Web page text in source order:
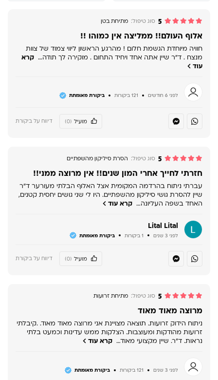
5 סוג טיפול: מתיחת בטן
אלוף העולם!! ממליצה אין כמוהו !!
חוויה מיוחדת הגשמת חלום ! מהרגע הראשון ליווי צמוד של צוות
מנצח . ד"ר שיין אתה אחד ויחיד התחום . מוקירה לך תודה… קרא
עוד
לפני 6 חודשים 121 ביקורות ביקורת מאומתת
מועיל (0) דיווח על ביקורת
5 סוג טיפול: הסרת סיליקון מהשפתיים
חזרתי לחייך אחרי המון שנים!! אין מרוצה ממני!!
עברתי ניתוח בהרדמה המקומית אצל האלוף הבלתי מעורער ד"ר
שיין להסרת גושי סיליקון מהשפתיים. היו לי שני גושים יחסית קטנים,
האחד בשפה העליונה… קרא עוד
Lital Lital
לפני 3 שנים 1 ביקורות ביקורת מאומתת
מועיל (0) דיווח על ביקורת
5 סוג טיפול: מתיחת זרועות
מרוצה מאוד מאוד
ניתוח הידוק זרועות. תוצאה מצויינת אני מרוצה מאוד מאוד. .קיבלתי
זרועות מהודקות ומעוצבות. הצלקות ממש עדינות וכמעט בלתי
נראות. ד"ר. שיין מקצועי מאוד… קרא עוד
לפני 3 שנים 121 ביקורות ביקורת מאומתת